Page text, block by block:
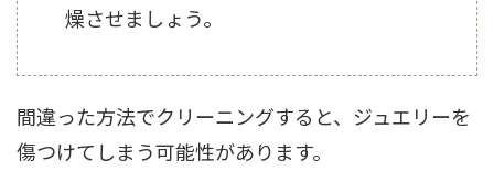
燥させましょう。
間違った方法でクリーニングすると、ジュエリーを
傷つけてしまう可能性があります。